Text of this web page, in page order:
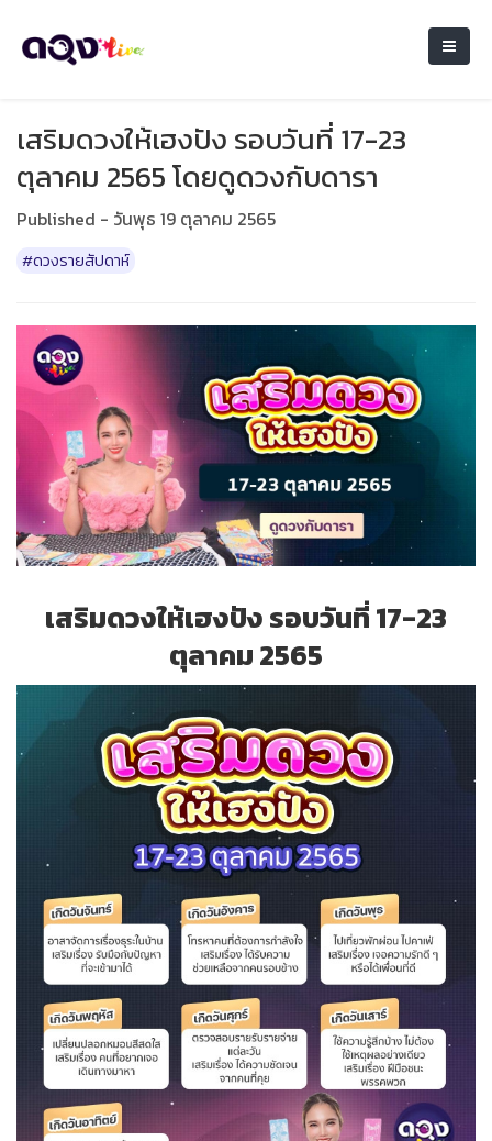
เสริมดวงให้เฮงปัง รอบวันที่ 17-23
ตุลาคม 2565 โดยดูดวงกับดารา
Published - วันพุธ 19 ตุลาคม 2565
#ดวงรายสัปดาห์
เสริมดวงให้เฮงปัง รอบวันที่ 17-23
ตุลาคม 2565